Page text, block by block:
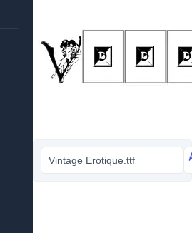
Vintage Erotique.ttf